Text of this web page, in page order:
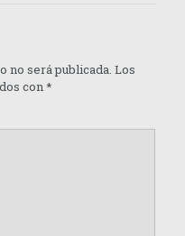
no será publicada. Los
con*